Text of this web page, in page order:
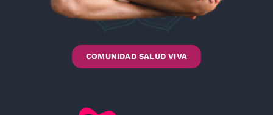
COMUNIDAD SALUD VIVA